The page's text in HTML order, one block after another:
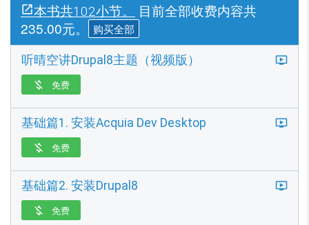
本书共102小节。
目前全部收费内容共
235.00元。
购买全部
听晴空讲Drupal8主题（视频版）
 免费
基础篇1. 安装Acquia Dev Desktop
 免费
基础篇2. 安装Drupal8
 免费